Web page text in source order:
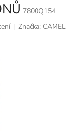
7800Q154
Značka: CAMEL